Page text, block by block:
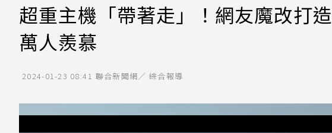
超重主機「帶著走」！網友魔改打
萬人羨慕
2024-01-23 08:41 聯合新聞網／ 綜合報導